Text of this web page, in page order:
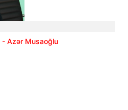
- Azər Musaoğlu